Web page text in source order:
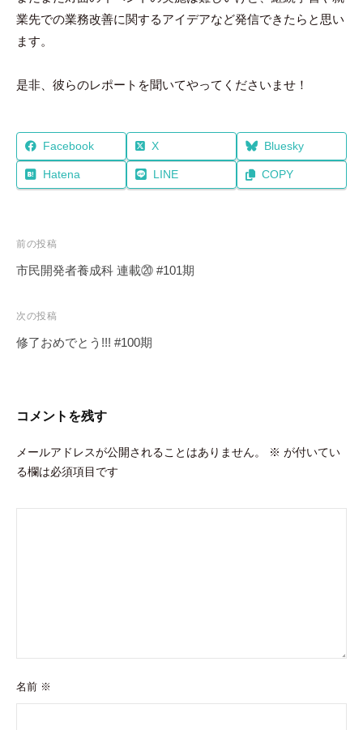
業先での業務改善に関するアイデアなど発信できたらと思い
ます。
是非、彼らのレポートを聞いてやってくださいませ！
Facebook X Bluesky
Hatena LINE COPY
投
稿
ビ
ゲ
前の投稿
市民開発者養成科 連載⑳ #101期
次の投稿
修了おめでとう!!! #100期
コメントを残す
メールアドレスが公開されることはありません。 ※ が付いてい
る欄は必須項目です
名前 ※